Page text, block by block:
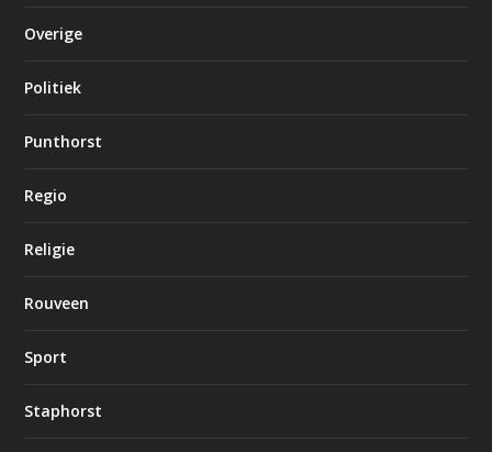
Overige
Politiek
Punthorst
Regio
Religie
Rouveen
Sport
Staphorst